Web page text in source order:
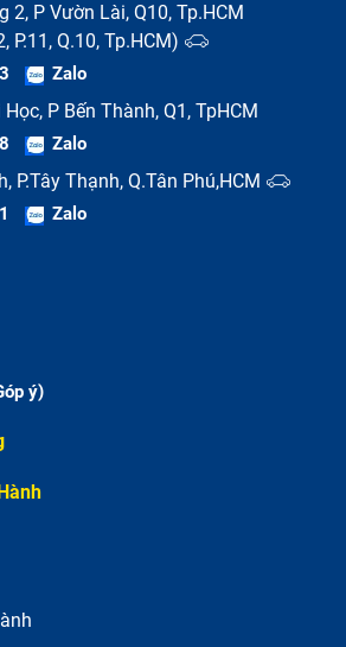
do tiếp xúc với nhiệt độ cao.
vỏ laptop bị móp méo, vỡ.
vỏ để chiếc laptop Dell Inspiron 13
bạn mới hơn.
Dell Inspiron 13 7359-
chóng và chất lượng tại
2, P Vườn Lài, Q10, Tp.HCM
P.11, Q.10, Tp.HCM)
Zalo
P Bến Thành, Q1, TpHCM
Zalo
P.Tây Thạnh, Q.Tân Phú,HCM
Zalo
ý)